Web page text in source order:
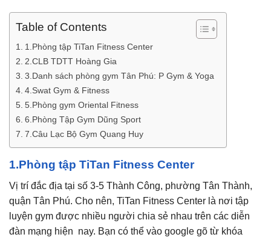
Table of Contents
1.Phòng tập TiTan Fitness Center
2.CLB TDTT Hoàng Gia
3.Danh sách phòng gym Tân Phú: P Gym & Yoga
4.Swat Gym & Fitness
5.Phòng gym Oriental Fitness
6.Phòng Tập Gym Dũng Sport
7.Câu Lạc Bộ Gym Quang Huy
1.Phòng tập TiTan Fitness Center
Vị trí đắc địa tại số 3-5 Thành Công, phường Tân Thành,
quận Tân Phú. Cho nên, TiTan Fitness Center là nơi tập
luyện gym được nhiều người chia sẻ nhau trên các diễn
đàn mạng hiện nay. Bạn có thể vào google gõ từ khóa